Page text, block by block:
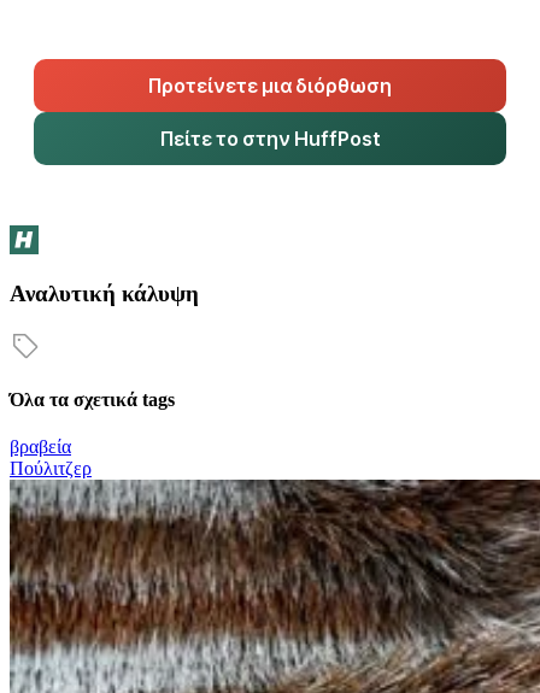
Προτείνετε μια διόρθωση
Πείτε το στην HuffPost
Αναλυτική κάλυψη
Όλα τα σχετικά tags
βραβεία
Πούλιτζερ